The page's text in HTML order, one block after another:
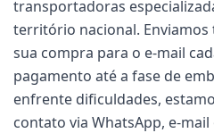
transportadoras
território nacional. Enviamos
sua compra para o e-mail
pagamento até a fase de
enfrente dificuldades,
contato via WhatsApp, e-